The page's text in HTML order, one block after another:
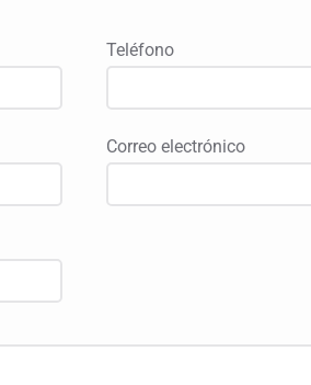
Teléfono
Correo electrónico